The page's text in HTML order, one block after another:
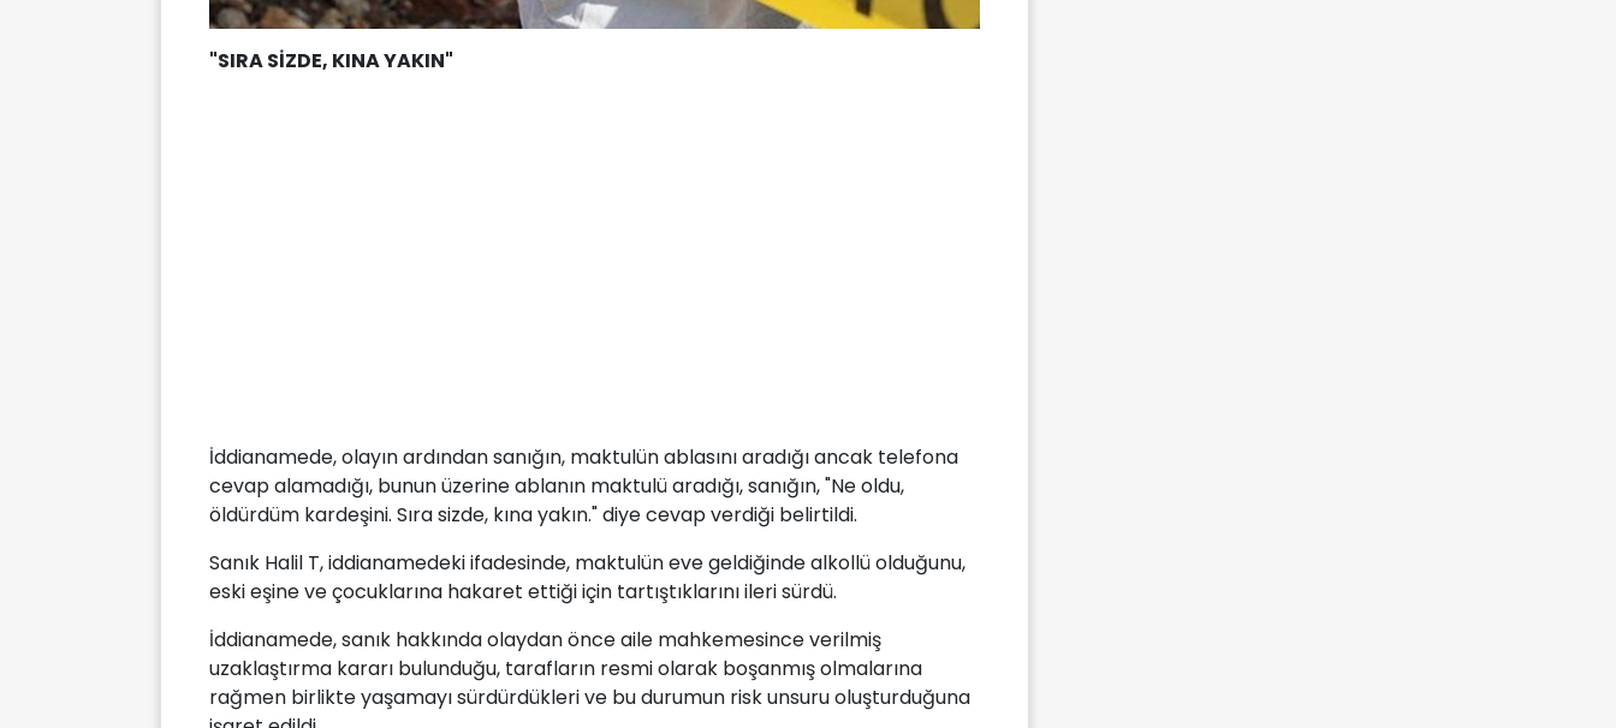
"SIRA SİZDE, KINA YAKIN"
İddianamede, olayın ardından sanığın, maktulün ablasını aradığı ancak telefona
cevap alamadığı, bunun üzerine ablanın maktulü aradığı, sanığın, "Ne oldu,
öldürdüm kardeşini. Sıra sizde, kına yakın." diye cevap verdiği belirtildi.
Sanık Halil T, iddianamedeki ifadesinde, maktulün eve geldiğinde alkollü olduğunu,
eski eşine ve çocuklarına hakaret ettiği için tartıştıklarını ileri sürdü.
İddianamede, sanık hakkında olaydan önce aile mahkemesince verilmiş
uzaklaştırma kararı bulunduğu, tarafların resmi olarak boşanmış olmalarına
rağmen birlikte yaşamayı sürdürdükleri ve bu durumun risk unsuru oluşturduğuna